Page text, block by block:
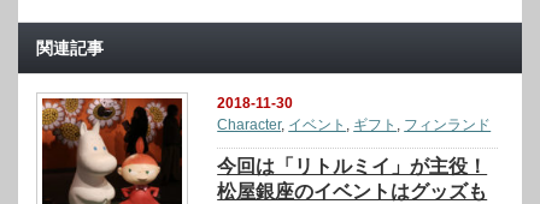
関連記事
2018-11-30
Character, イベント ギフト フィンランド
今回は「リトルミイ」が主役！
松屋銀座のイベントはグッズも